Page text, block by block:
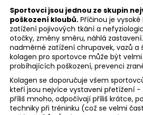
Sportovci jsou jednou ze skupin
poškození kloubů. Příčinou je
zatížení pojivových tkání a
otočky, změny směru, náhlá
nadměrné zatížení chrupavek, vazů a
kolagen pro sportovce může být
probíhajících poškození, prevenci
Kolagen se doporučuje všem
kteří jsou nejvíce vystaveni přetížení
příliš mnoho, odpočívají příliš krátce,
techniky při tréninku (což se velmi